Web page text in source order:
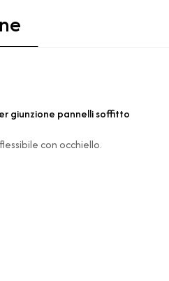
giunzione pannelli soffitto
con occhiello.